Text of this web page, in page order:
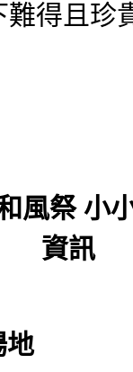
得且珍
風祭 小
資訊
地